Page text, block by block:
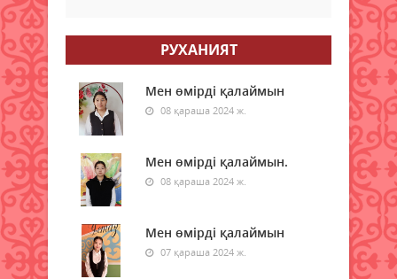
ЖОО-ға қабылдауда ескеріледі
06 тамыз 2026 ж. 87
Enbek.kz: Қазақстанда жұмыс
іздеушілер саны өсіп жатыр
06 тамыз 2026 ж.
Доллар үздік ондыққа "әрең"
ілінді: Әлемдегі ең қымбат
валюталар тізімі
РУХАНИЯТ
Мен өмірді қалаймын
08 қараша 2024 ж.
Мен өмірді қалаймын.
08 қараша 2024 ж.
Мен өмірді қалаймын
07 қараша 2024 ж.